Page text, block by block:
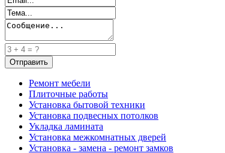
Ремонт мебели
Плиточные работы
Установка бытовой техники
Установка подвесных потолков
Укладка ламината
Установка межкомнатных дверей
Установка - замена - ремонт замков